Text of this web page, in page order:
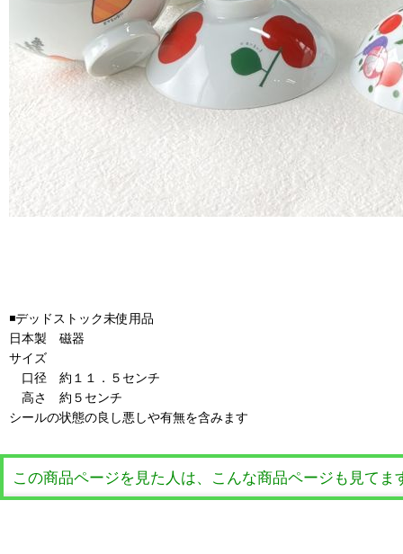
◾️デッドストック未使用品
日本製 磁器
サイズ
口径 約１１．５センチ
高さ 約５センチ
シールの状態の良し悪しや有無を含みます
この商品ページを見た人は、こんな商品ページも見てま